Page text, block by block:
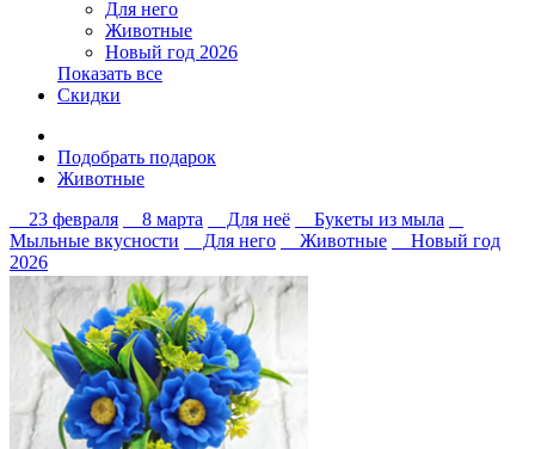
Для него
Животные
Новый год 2026
Показать все
Скидки
Подобрать подарок
Животные
23 февраля
8 марта Для неё
Букеты из мыла
Мыльные вкусности
Для него Животные
Новый год
2026